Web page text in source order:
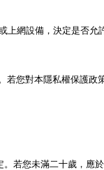
上網設備，決定是否允
若您對本隱私權保護政
若您未滿二十歲，應